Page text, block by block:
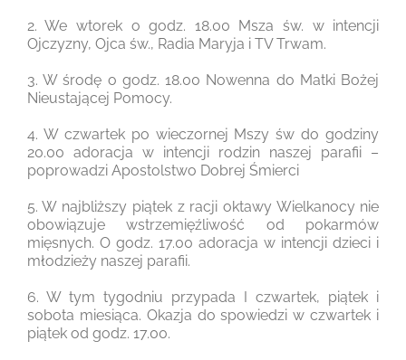
2. We wtorek o godz. 18.00 Msza św. w intencji
Ojczyzny, Ojca św., Radia Maryja i TV Trwam.
3. W środę o godz. 18.00 Nowenna do Matki Bożej
Nieustającej Pomocy.
4. W czwartek po wieczornej Mszy św do godziny
20.00 adoracja w intencji rodzin naszej parafii –
poprowadzi Apostolstwo Dobrej Śmierci
5. W najbliższy piątek z racji oktawy Wielkanocy nie
obowiązuje wstrzemięźliwość od pokarmów
mięsnych. O godz. 17.00 adoracja w intencji dzieci i
młodzieży naszej parafii.
6. W tym tygodniu przypada I czwartek, piątek i
sobota miesiąca. Okazja do spowiedzi w czwartek i
piątek od godz. 17.00.